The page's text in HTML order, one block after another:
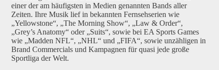
einer der am häufigsten in Medien genannten Bands aller
Zeiten. Ihre Musik lief in bekannten Fernsehserien wie
„Yellowstone“, „The Morning Show“, „Law & Order“,
„Grey’s Anatomy“ oder „Suits“, sowie bei EA Sports Games
wie „Madden NFL“, „NHL“ und „FIFA“, sowie unzähligen in
Brand Commercials und Kampagnen für quasi jede große
Sportliga der Welt.